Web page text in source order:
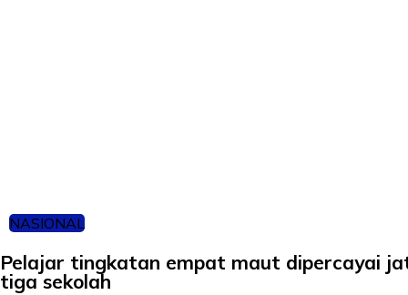
NASIONAL
Pelajar tingkatan empat maut dipercayai
tiga sekolah